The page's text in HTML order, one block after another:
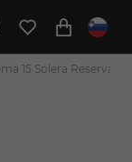
15 Solera Reserva 1l